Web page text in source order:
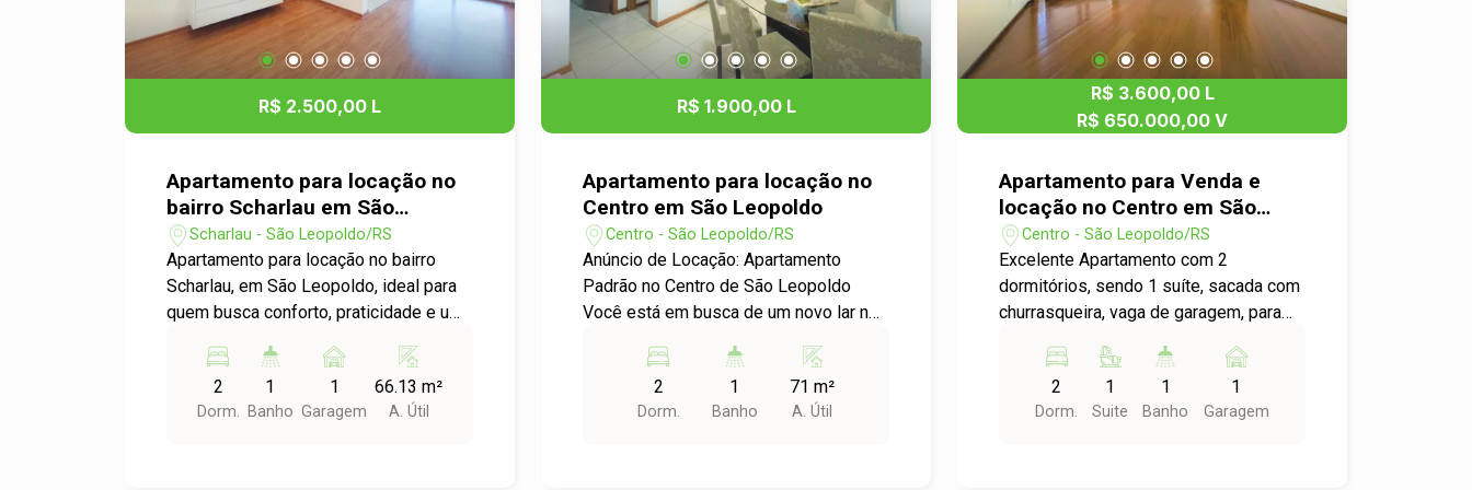
novo lar. Estamos à disposição para
esclarecer qualquer dúvida e ajudá-lo a
encontrar o seu novo apartamento!
o seu dia a dia. Agende sua visita e
venha conhecer o endereço do seu
novo lar!
R$ 2.500,00 L
Apartamento para locação no
bairro Scharlau em São
Leopoldo
Scharlau - São Leopoldo/RS
Apartamento para locação no bairro
Scharlau, em São Leopoldo, ideal para
quem busca conforto, praticidade e uma
com dois dormitórios, ambos
equipados com guarda-roupas,
proporcionando mais organização e
2
Dorm.
1
Banho
1
Garagem
66.13 m²
A. Útil
R$ 1.900,00 L
Apartamento para locação no
Centro em São Leopoldo
Centro - São Leopoldo/RS
Anúncio de Locação: Apartamento
Padrão no Centro de São Leopoldo
Você está em busca de um novo lar no
opção perfeita para você! Descrição:
Este encantador apartamento de 2
dormitórios oferece um espaço
2
Dorm.
1
Banho
71 m²
A. Útil
R$ 3.600,00 L
R$ 650.000,00 V
Apartamento para Venda e
locação no Centro em São
Leopoldo
Centro - São Leopoldo/RS
Excelente Apartamento com 2
dormitórios, sendo 1 suíte, sacada com
churrasqueira, vaga de garagem, para
encontrar o apartamento ideal para sua
nova fase de vida! Localizado no
coração do Centro em São Leopoldo,
2
Dorm.
1
Suite
1
Banho
1
Garagem